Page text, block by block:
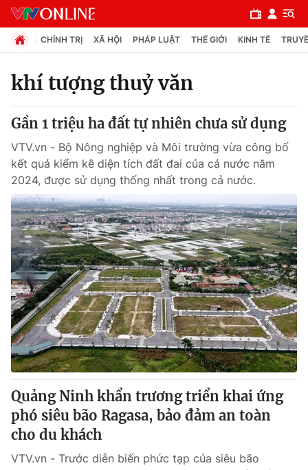
Chuyên mục
Xã hội
Pháp luật
Y tế
Thế giới
Tin tức
Thế giới đó đây
Câu chuyện quốc tế
Kinh tế
Tài chính
Thị trường
Góc doanh nghiệp
Dữ liệu và đời sống
Truyền hình
Giải trí
CHÍNH TRỊ XÃ HỘI PHÁP LUẬT THẾ GIỚI KINH TẾ
khí tượng thuỷ văn
Gần 1 triệu ha đất tự nhiên chưa sử dụng
VTV.vn - Bộ Nông nghiệp và Môi trường vừa công bố
kết quả kiểm kê diện tích đất đai của cả nước năm
2024, được sử dụng thống nhất trong cả nước.
Quảng Ninh khẩn trương triển khai ứng
phó siêu bão Ragasa, bảo đảm an toàn
cho du khách
VTV.vn - Trước diễn biến phức tạp của siêu bão